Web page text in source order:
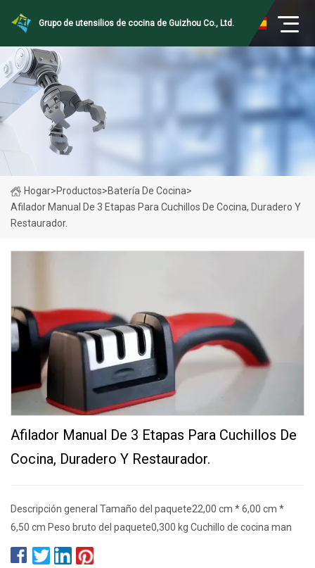
Grupo de utensilios de cocina de Guizhou Co., Ltd.
Hogar>Productos>Batería De Cocina>
Afilador Manual De 3 Etapas Para Cuchillos De Cocina, Duradero Y
Restaurador.
Afilador Manual De 3 Etapas Para Cuchillos De
Cocina, Duradero Y Restaurador.
Descripción general Tamaño del paquete22,00 cm * 6,00 cm *
6,50 cm Peso bruto del paquete0,300 kg Cuchillo de cocina man